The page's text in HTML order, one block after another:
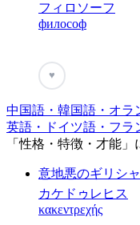
フィロソーフ
философ
♥
中国語・韓国語・オラ
英語・ドイツ語・フラ
「性格・特徴・才能
意地悪のギリシ
カケドゥレヒス
κακεντρεχής